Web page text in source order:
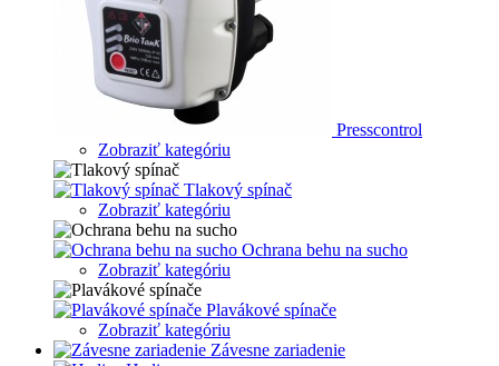
Presscontrol
Zobraziť kategóriu
Tlakový spínač
Zobraziť kategóriu
Ochrana behu na sucho
Zobraziť kategóriu
Plavákové spínače
Zobraziť kategóriu
Závesne zariadenie